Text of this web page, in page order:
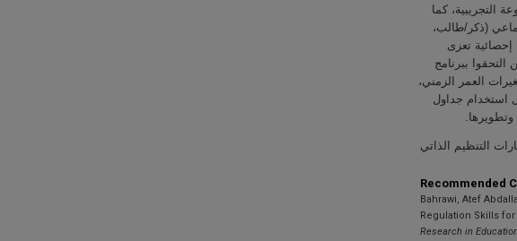
التجريبية، كما
(ذكر/طالب،
إحصائية تعزى
التحقوا ببرنامج
العمر الزمني،
استخدام جداول
التنظيم الذاتي
Recommended
Bahrawi, Atef
Regulation Skills
Research in Education